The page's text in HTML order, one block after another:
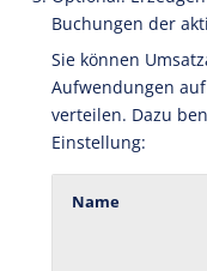
Buchungen der
Sie können
Aufwendungen
verteilen. Dazu
Einstellung:
Name